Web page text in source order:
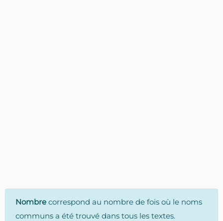
Nombre correspond au nombre de fois où le noms
communs a été trouvé dans tous les textes.